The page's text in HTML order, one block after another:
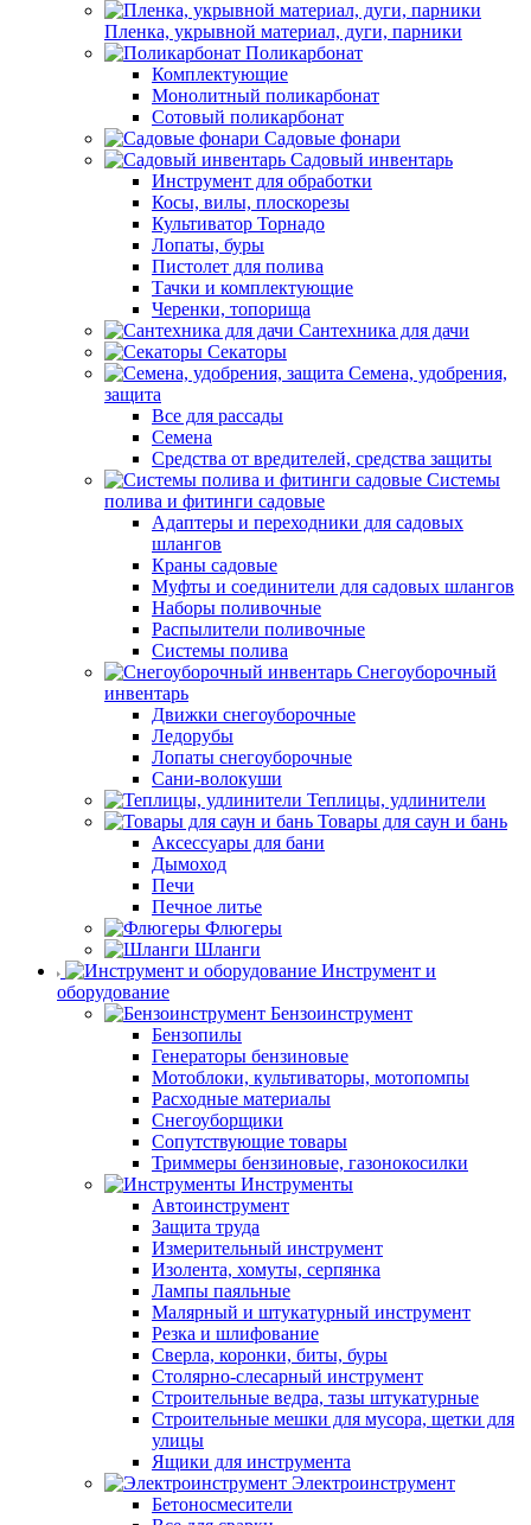
Пленка, укрывной материал, дуги, парники
Поликарбонат
Комплектующие
Монолитный поликарбонат
Сотовый поликарбонат
Садовые фонари
Садовый инвентарь
Инструмент для обработки
Косы, вилы, плоскорезы
Культиватор Торнадо
Лопаты, буры
Пистолет для полива
Тачки и комплектующие
Черенки, топорища
Сантехника для дачи
Секаторы
Семена, удобрения,
защита
Все для рассады
Семена
Средства от вредителей, средства защиты
Системы
полива и фитинги садовые
Адаптеры и переходники для садовых
шлангов
Краны садовые
Муфты и соединители для садовых шлангов
Наборы поливочные
Распылители поливочные
Системы полива
Снегоуборочный
инвентарь
Движки снегоуборочные
Ледорубы
Лопаты снегоуборочные
Сани-волокуши
Теплицы, удлинители
Товары для саун и бань
Аксессуары для бани
Дымоход
Печи
Печное литье
Флюгеры
Шланги
Инструмент и
оборудование
Бензоинструмент
Бензопилы
Генераторы бензиновые
Мотоблоки, культиваторы, мотопомпы
Расходные материалы
Снегоуборщики
Сопутствующие товары
Триммеры бензиновые, газонокосилки
Инструменты
Автоинструмент
Защита труда
Измерительный инструмент
Изолента, хомуты, серпянка
Лампы паяльные
Малярный и штукатурный инструмент
Резка и шлифование
Сверла, коронки, биты, буры
Столярно-слесарный инструмент
Строительные ведра, тазы штукатурные
Строительные мешки для мусора, щетки для
улицы
Ящики для инструмента
Электроинструмент
Бетоносмесители